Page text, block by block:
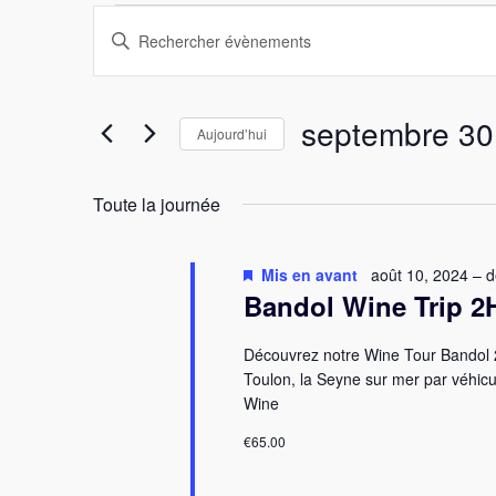
Évènements
for
septembre
Recherche
navigation
de
vues
Évènements
Saisir
Évènements
clé.
Aujourd’hui septembre
Toute la journée
Bandol Wine Trip
Mis en avant août 10, 2024–
Découvrez notre Wine Tour
Toulon, la Seyne sur mer par
Wine
€65.00